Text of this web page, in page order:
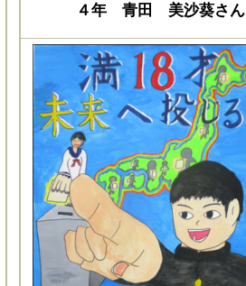
４年 青田 美沙葵さん